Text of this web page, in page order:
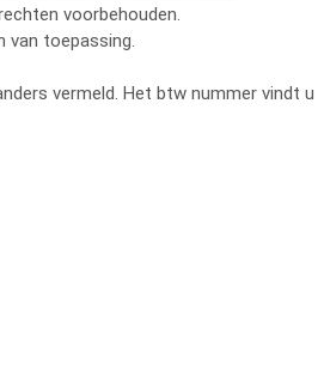
voorbehouden.
van toepassing.
vermeld. Het btw nummer vindt u